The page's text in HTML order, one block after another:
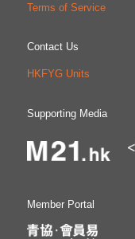
Terms of Service
Contact Us
HKFYG Units
Supporting Media
Member Portal